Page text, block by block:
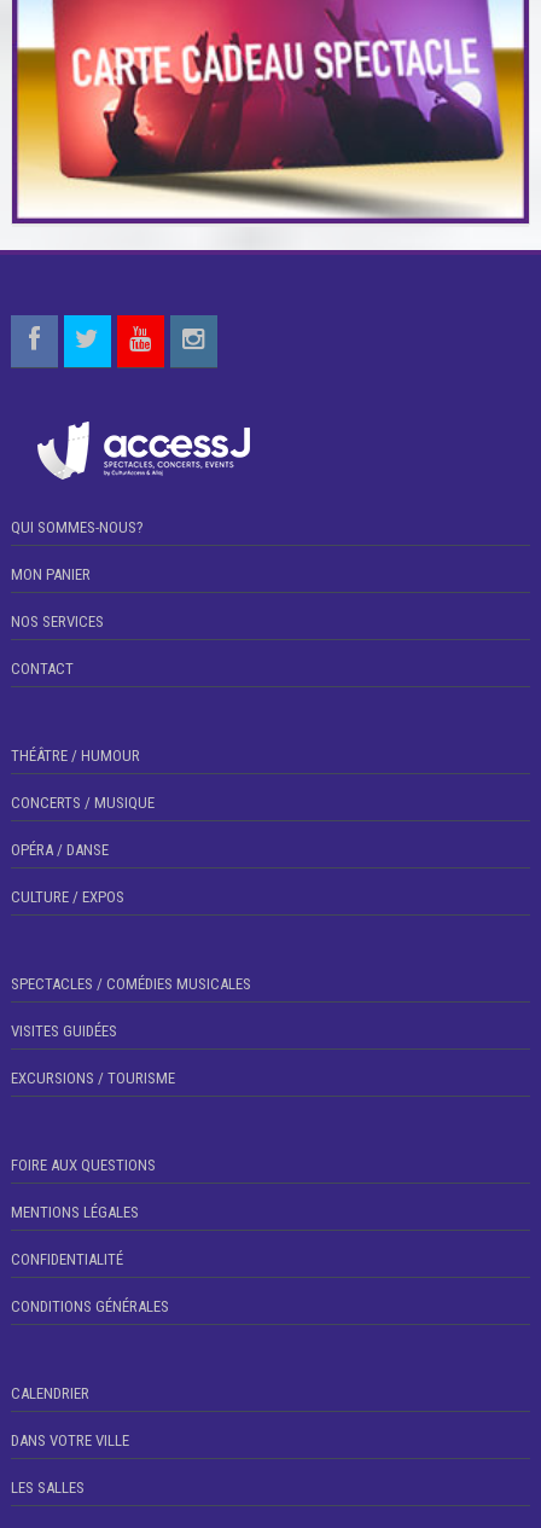
QUI SOMMES-NOUS?
MON PANIER
NOS SERVICES
CONTACT
THÉÂTRE / HUMOUR
CONCERTS / MUSIQUE
OPÉRA / DANSE
CULTURE / EXPOS
SPECTACLES / COMÉDIES MUSICALES
VISITES GUIDÉES
EXCURSIONS / TOURISME
FOIRE AUX QUESTIONS
MENTIONS LÉGALES
CONFIDENTIALITÉ
CONDITIONS GÉNÉRALES
CALENDRIER
DANS VOTRE VILLE
LES SALLES